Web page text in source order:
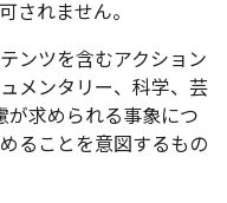
されません。
ンツを含むアクション
メンタリー、科学、芸
が求められる事象につ
ることを意図するもの